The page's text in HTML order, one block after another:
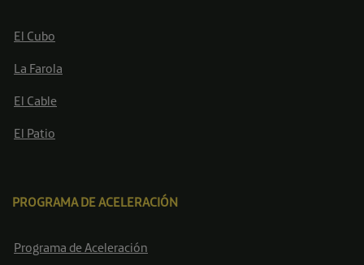
El Cubo
La Farola
El Cable
El Patio
PROGRAMA DE ACELERACIÓN
Programa de Aceleración